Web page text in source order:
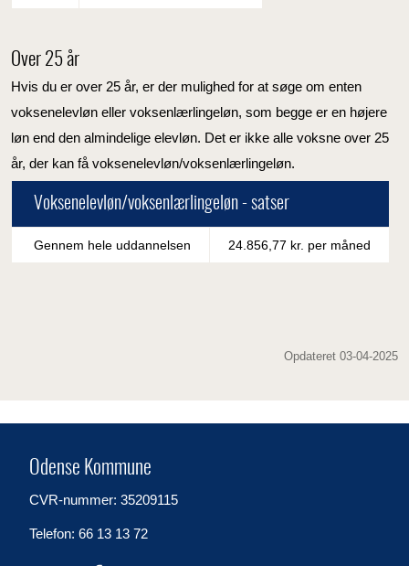
Over 25 år
Hvis du er over 25 år, er der mulighed for at søge om enten
voksenelevløn eller voksenlærlingeløn, som begge er en højere
løn end den almindelige elevløn. Det er ikke alle voksne over 25
år, der kan få voksenelevløn/voksenlærlingeløn.
Voksenelevløn/voksenlærlingeløn - satser
Gennem hele uddannelsen 24.856,77 kr. per måned
Opdateret 03-04-2025
Odense Kommune
CVR-nummer: 35209115
Telefon: 66 13 13 72